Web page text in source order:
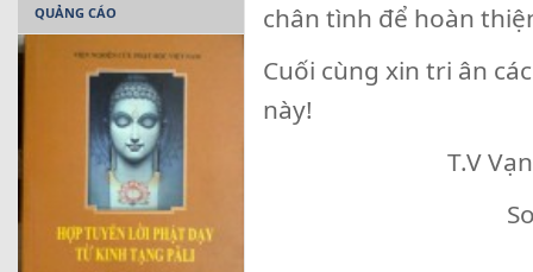
chân tình để hoàn
Cuối cùng xin tri ân
này!
T.V Vạn
Soạn giả
QUẢNG CÁO